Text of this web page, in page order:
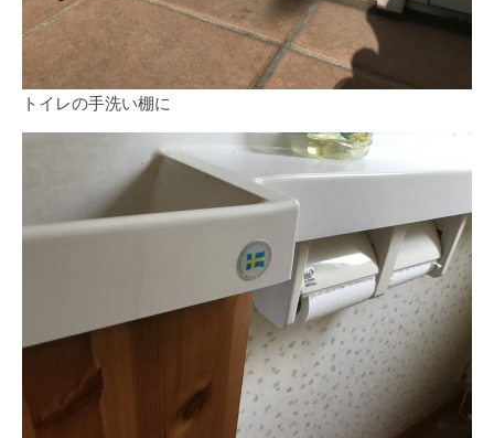
トイレの手洗い棚に